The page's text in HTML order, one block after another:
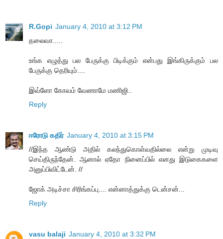
R.Gopi January 4, 2010 at 3:12 PM
தலைவா.....
உங்க எழுத்து பல பேருக்கு பிடிக்கும் என்பது இங்கிருக்கும் பல
பேருக்கு தெரியும்....
இவ்ளோ கோவம் வேணாமே மணிஜி..
Reply
ஈரோடு கதிர் January 4, 2010 at 3:15 PM
//இந்த ஆண்டு அதில் கலந்துகொள்வதில்லை என்று முடிவு
செய்திருந்தேன். ஆனால் ஏதோ நினைப்பில் எனது இடுகைகளை
அனுப்பிவிட்டேன். //
ஜோக் அடிச்சா சிரிங்கப்பு.... என்னாத்துக்கு டென்சன்...
Reply
vasu balaji January 4, 2010 at 3:32 PM